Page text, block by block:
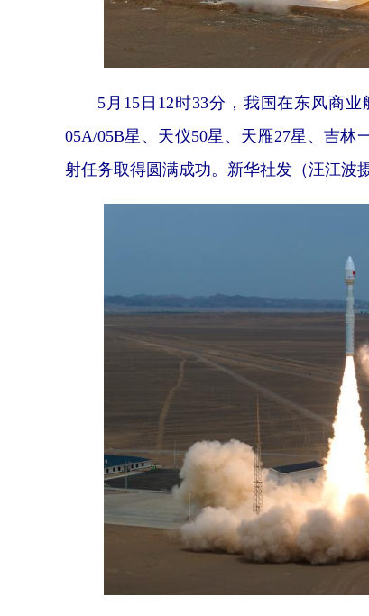
5月15日12时33分，我国在东风商业
05A/05B星、天仪50星、天雁27星、吉
射任务取得圆满成功。新华社发（汪江波摄